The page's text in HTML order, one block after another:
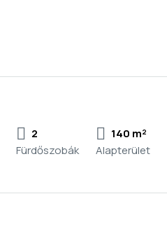
2
Fürdőszobák
140 m²
Alapterület